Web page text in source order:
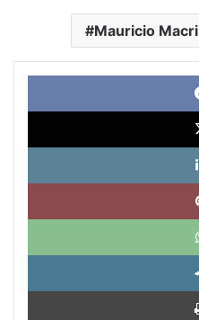
Mauricio Macri